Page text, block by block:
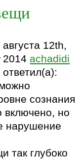
августа 12th,
2014 achadidi
ответил(а):
сознания
включено, но
нарушение
так глубоко